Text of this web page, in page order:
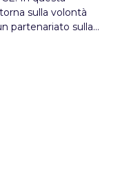
sulla volontà
partenariato sulla